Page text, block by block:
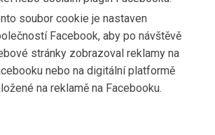
soubor cookie je nastaven
Facebook, aby po návštěvě
stránky zobrazoval reklamy na
nebo na digitální platformě
na reklamě na Facebooku.